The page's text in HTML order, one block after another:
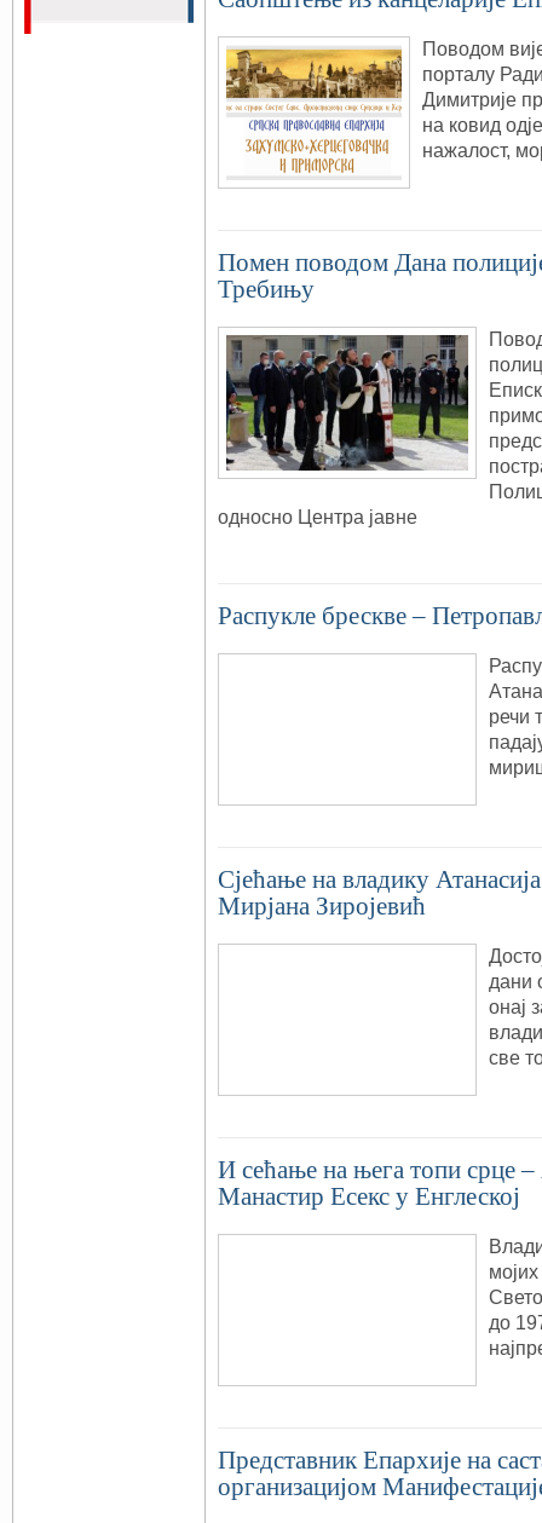
Поводом
порталу
Димитрије
на ковид
нажалост,
Помен поводом Дана
Требињу
односно Центра јавне
Распукле брескве –
речи
Сјећање на владику
Мирјана Зиројевић
дани
онај
све
И сећање на њега топи срце
Манастир Есекс у Енглеској
до
Прeдставник Епархије на
организацијом